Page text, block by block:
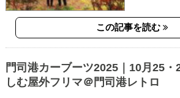
この記事を読む
門司港カーブーツ2025｜10月25
しむ屋外フリマ＠門司港レトロ